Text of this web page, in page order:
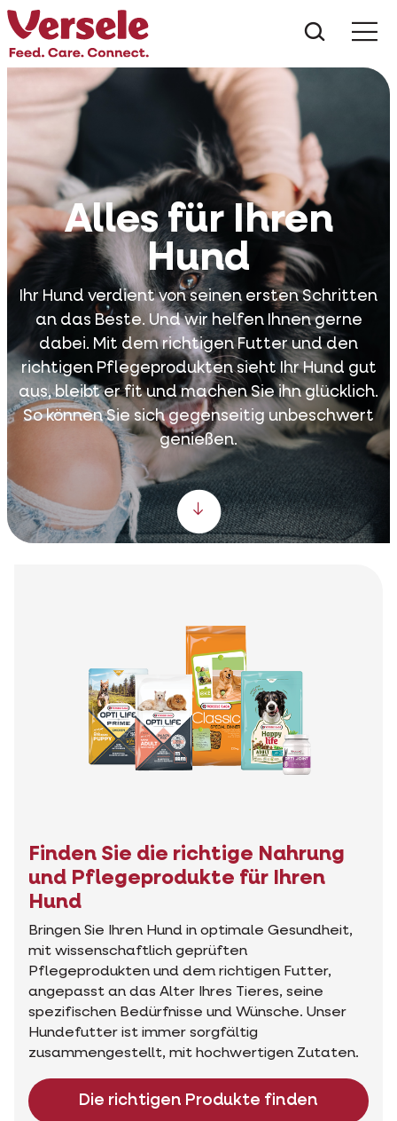
Alles für Ihren
Hund
Ihr Hund verdient von seinen ersten Schritten
an das Beste. Und wir helfen Ihnen gerne
dabei. Mit dem richtigen Futter und den
richtigen Pflegeprodukten sieht Ihr Hund gut
aus, bleibt er fit und machen Sie ihn glücklich.
So können Sie sich gegenseitig unbeschwert
genießen.
Scroll down
Finden Sie die richtige Nahrung
und Pflegeprodukte für Ihren
Hund
Bringen Sie Ihren Hund in optimale Gesundheit,
mit wissenschaftlich geprüften
Pflegeprodukten und dem richtigen Futter,
angepasst an das Alter Ihres Tieres, seine
spezifischen Bedürfnisse und Wünsche. Unser
Hundefutter ist immer sorgfältig
zusammengestellt, mit hochwertigen Zutaten.
Die richtigen Produkte finden